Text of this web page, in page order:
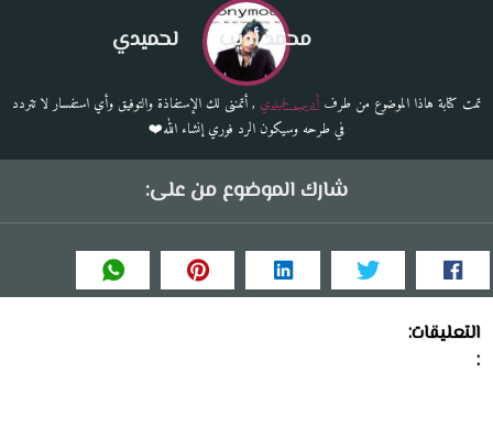
محمد أديب لحميدي
تمت كتابة هاذا الموضوع من طرف أديب لحميدي , أتمننى لك الإستفاذة والتوفيق وأي استفسار لا تتردد
في طرحه وسيكون الرد فوري إنشاء الله❤️
شارك الموضوع من على:
التعليقات:
: